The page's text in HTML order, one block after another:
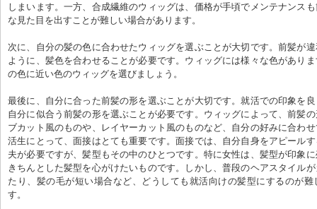
しまいます。一方、合成繊維のウィッグは、価格が手頃でメンテナンス
な見た目を出すことが難しい場合があります。
次に、自分の髪の色に合わせたウィッグを選ぶことが大切です。前髪が
ように、髪色を合わせることが必要です。ウィッグには様々な色があり
の色に近い色のウィッグを選びましょう。
最後に、自分に合った前髪の形を選ぶことが大切です。就活での印象を
自分に似合う前髪の形を選ぶことが必要です。ウィッグによって、前髪
ブカット風のものや、レイヤーカット風のものなど、自分の好みに合わ
活生にとって、面接はとても重要です。面接では、自分自身をアピール
夫が必要ですが、髪型もその中のひとつです。特に女性は、髪型が印象
きちんとした髪型を心がけたいものです。しかし、普段のヘアスタイル
たり、髪の毛が短い場合など、どうしても就活向けの髪型にするのが難
す。